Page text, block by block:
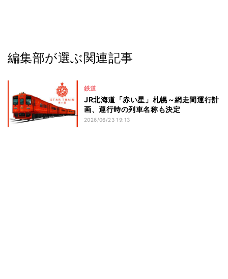
編集部が選ぶ関連記事
鉄道
JR北海道「赤い星」札幌～網走間運行計
画、運行時の列車名称も決定
2026/06/23 19:13